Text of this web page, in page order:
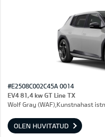
#E2508C002C45A 0014
EV4 81,4 kw GT Line TX
Wolf Gray (WAF),Kunstnahast
OLEN HUVITATUD